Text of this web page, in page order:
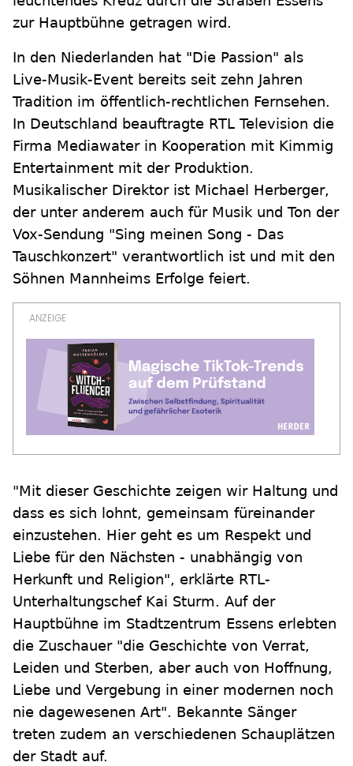
zur Hauptbühne getragen wird.
In den Niederlanden hat "Die Passion" als
Live-Musik-Event bereits seit zehn Jahren
Tradition im öffentlich-rechtlichen Fernsehen.
In Deutschland beauftragte RTL Television die
Firma Mediawater in Kooperation mit Kimmig
Entertainment mit der Produktion.
Musikalischer Direktor ist Michael Herberger,
der unter anderem auch für Musik und Ton der
Vox-Sendung "Sing meinen Song - Das
Tauschkonzert" verantwortlich ist und mit den
Söhnen Mannheims Erfolge feiert.
"Mit dieser Geschichte zeigen wir Haltung und
dass es sich lohnt, gemeinsam füreinander
einzustehen. Hier geht es um Respekt und
Liebe für den Nächsten - unabhängig von
Herkunft und Religion", erklärte RTL-
Unterhaltungschef Kai Sturm. Auf der
Hauptbühne im Stadtzentrum Essens erlebten
die Zuschauer "die Geschichte von Verrat,
Leiden und Sterben, aber auch von Hoffnung,
Liebe und Vergebung in einer modernen noch
nie dagewesenen Art". Bekannte Sänger
treten zudem an verschiedenen Schauplätzen
der Stadt auf.